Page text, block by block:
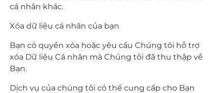
cá nhân khác.
Xóa dữ liệu cá nhân của bạn
Bạn có quyền xóa hoặc yêu cầu Chúng tôi hỗ trợ
xóa Dữ liệu Cá nhân mà Chúng tôi đã thu thập về
Bạn.
Dịch vụ của chúng tôi có thể cung cấp cho Bạn